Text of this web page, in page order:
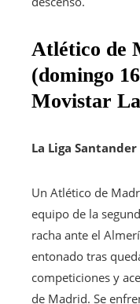
Atlético de
(domingo
Movistar
La Liga Santander
Un Atlético de
equipo de la
racha ante el
entonado tras
competiciones y
de Madrid. Se